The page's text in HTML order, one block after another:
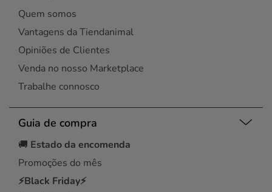
Quem somos
Vantagens da Tiendanimal
Opiniões de Clientes
Venda no nosso Marketplace
Trabalhe connosco
Guia de compra
🚚 Estado da encomenda
Promoções do mês
⚡Black Friday⚡